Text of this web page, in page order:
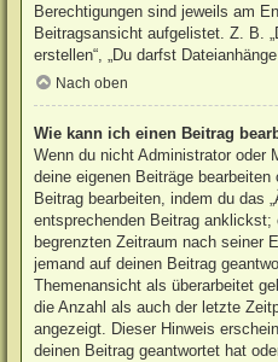
Berechtigungen sind jeweils am
Beitragsansicht aufgelistet. Z. B.
erstellen“, „Du darfst
Nach oben
Wie kann ich einen Beitrag
Wenn du nicht Administrator oder
deine eigenen Beiträge
Beitrag bearbeiten, indem du das
entsprechenden Beitrag
begrenzten Zeitraum nach seiner
jemand auf deinen Beitrag
Themenansicht als überarbeitet
die Anzahl als auch der letzte
angezeigt. Dieser Hinweis
deinen Beitrag geantwortet hat